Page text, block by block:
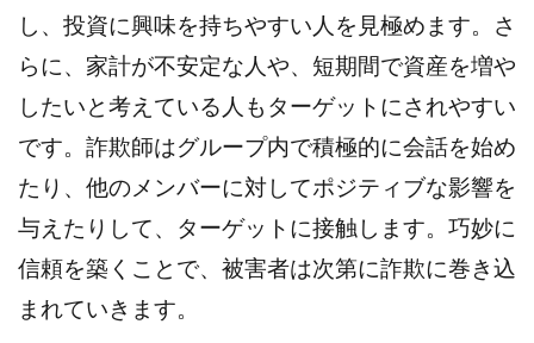
し、投資に興味を持ちやすい人を見極めます。さ
らに、家計が不安定な人や、短期間で資産を増や
したいと考えている人もターゲットにされやすい
です。詐欺師はグループ内で積極的に会話を始め
たり、他のメンバーに対してポジティブな影響を
与えたりして、ターゲットに接触します。巧妙に
信頼を築くことで、被害者は次第に詐欺に巻き込
まれていきます。
グッドナビJOB
クニトミ
グランドマスターピースFX
グローバルプロジェクト
クロスリテイリング
クロスリテイリング株式会社
コーチング
エンジェル
イマドキの副業
VICTOR(ビクター)
アークAI
VIP LIVE STERAM
WILLIAM CULANDOG JOROLAN
Winners Life(ウィナーズライフ)
Workings(ワーキング)